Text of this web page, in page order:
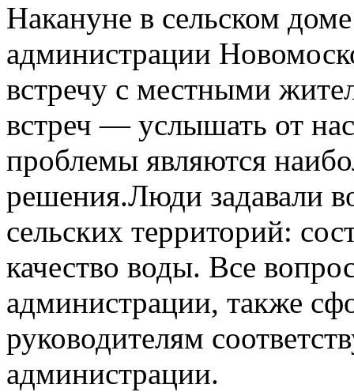
Накануне в сельском
администрации
встречу с местными
встреч — услышать от
проблемы являются
решения.Люди задавали
сельских территорий:
качество воды. Все
администрации, также
руководителям
администрации.